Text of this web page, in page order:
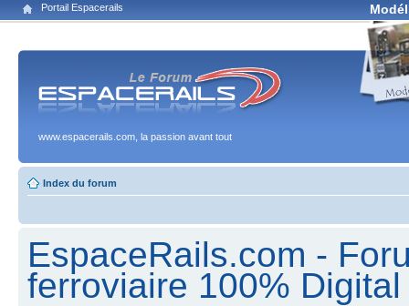
Portail Espacerails
www.espacerails.com, la passion avant tout
Index du forum
EspaceRails.com -
ferroviaire 100%